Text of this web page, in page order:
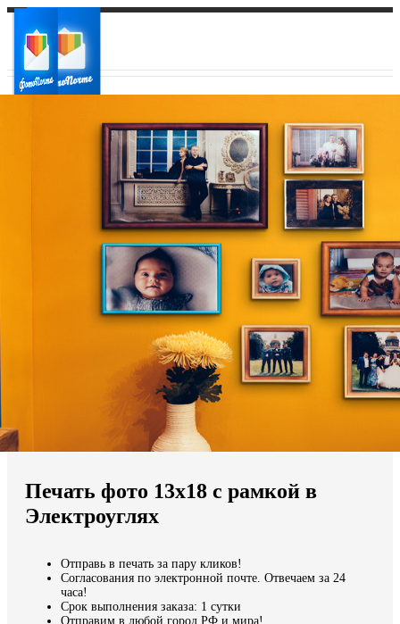
Ваш регион доставки
Выберите из списка:
Мы доставляем по всему миру
Продолжить без города
Печать фото 13х18 с рамкой в
Электроуглях
Отправь в печать за пару кликов!
Согласования по электронной почте. Отвечаем за 24
часа!
Срок выполнения заказа: 1 сутки
Отправим в любой город РФ и мира!